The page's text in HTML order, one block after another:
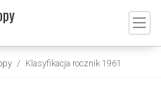
Klasyfikacja rocznik 1961